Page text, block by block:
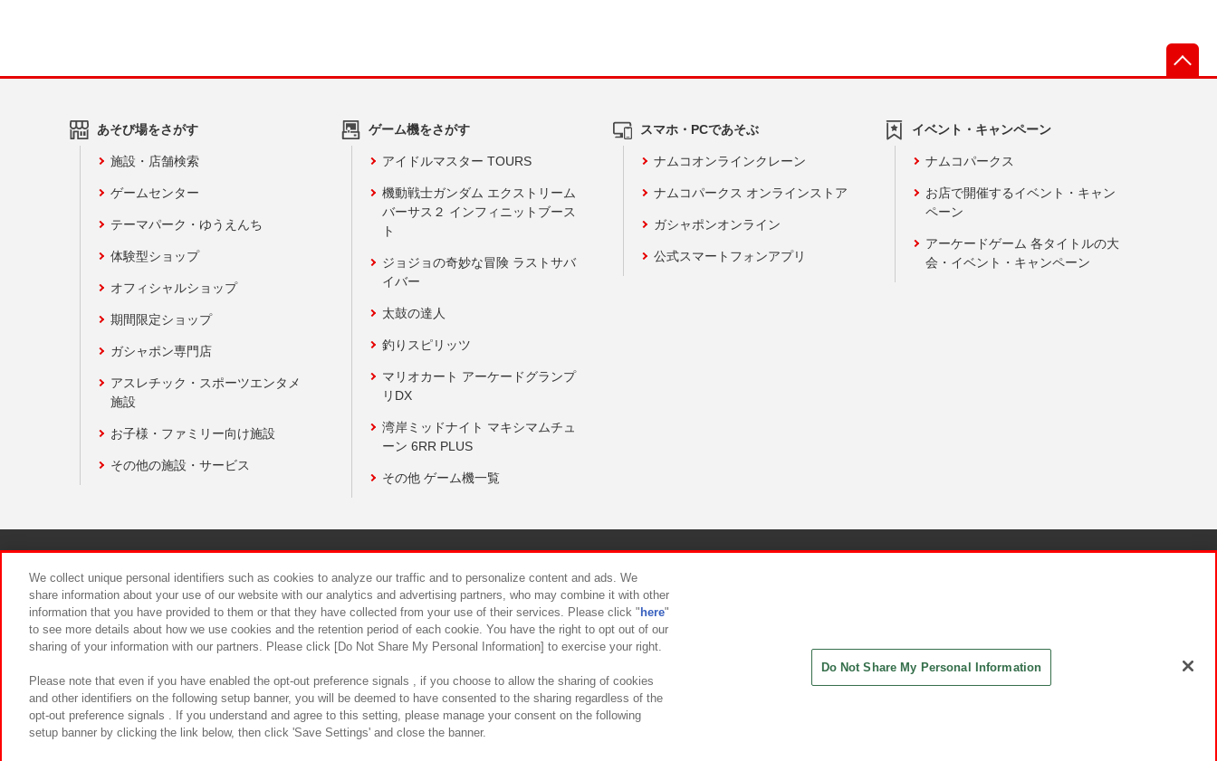
あそび場をさがす
施設・店舗検索
ゲームセンター
テーマパーク・ゆうえんち
体験型ショップ
オフィシャルショップ
期間限定ショップ
ガシャポン専門店
アスレチック・スポーツエンタメ
施設
お子様・ファミリー向け施設
その他の施設・サービス
ゲーム機をさがす
アイドルマスター TOURS
機動戦士ガンダム エクストリーム
バーサス２ インフィニットブース
ト
ジョジョの奇妙な冒険 ラストサバ
イバー
太鼓の達人
釣りスピリッツ
マリオカート アーケードグランプ
リDX
湾岸ミッドナイト マキシマムチュ
ーン 6RR PLUS
その他 ゲーム機一覧
スマホ・PCであそぶ
ナムコオンラインクレーン
ナムコパークス オンラインストア
ガシャポンオンライン
公式スマートフォンアプリ
イベント・キャンペーン
ナムコパークス
お店で開催するイベント・キャン
ペーン
アーケードゲーム 各タイトルの大
会・イベント・キャンペーン
食品のご提供について カスタマーハラスメント対応方針
We collect unique personal identifiers such as cookies to analyze our traffic and to personalize content and ads. We
share information about your use of our website with our analytics and advertising partners, who may combine it with other
information that you have provided to them or that they have collected from your use of their services. Please click " here"
to see more details about how we use cookies and the retention period of each cookie. You have the right to opt out of our
sharing of your information with our partners. Please click [Do Not Share My Personal Information] to exercise your right.
Please note that even if you have enabled the opt-out preference signals , if you choose to allow the sharing of cookies
and other identifiers on the following setup banner, you will be deemed to have consented to the sharing regardless of the
opt-out preference signals . If you understand and agree to this setting, please manage your consent on the following
setup banner by clicking the link below, then click 'Save Settings' and close the banner.
Do Not Share My Personal Information